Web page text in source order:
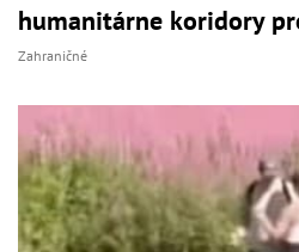
humanitárne koridory
Zahraničné